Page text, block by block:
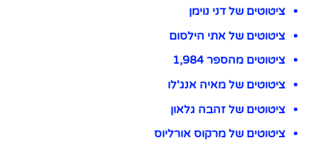
ציטוטים של דני נוימן
ציטוטים של אתי הילסום
ציטוטים מהספר 1,984
ציטוטים של מאיה אנג'לו
ציטוטים של זהבה גלאון
ציטוטים של מרקוס אורליוס